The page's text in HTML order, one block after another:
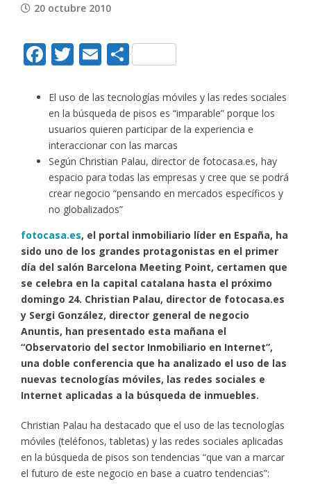
20 octubre 2010
Facebook
Twitter
EmailCompartir
El uso de las tecnologías móviles y las redes sociales
en la búsqueda de pisos es “imparable” porque los
usuarios quieren participar de la experiencia e
interaccionar con las marcas
Según Christian Palau, director de fotocasa.es, hay
espacio para todas las empresas y cree que se podrá
crear negocio “pensando en mercados específicos y
no globalizados”
fotocasa.es, el portal inmobiliario líder en España, ha
sido uno de los grandes protagonistas en el primer
día del salón Barcelona Meeting Point, certamen que
se celebra en la capital catalana hasta el próximo
domingo 24. Christian Palau, director de fotocasa.es
y Sergi González, director general de negocio
Anuntis, han presentado esta mañana el
“Observatorio del sector Inmobiliario en Internet”,
una doble conferencia que ha analizado el uso de las
nuevas tecnologías móviles, las redes sociales e
Internet aplicadas a la búsqueda de inmuebles.
Christian Palau ha destacado que el uso de las tecnologías
móviles (teléfonos, tabletas) y las redes sociales aplicadas
en la búsqueda de pisos son tendencias “que van a marcar
el futuro de este negocio en base a cuatro tendencias”: